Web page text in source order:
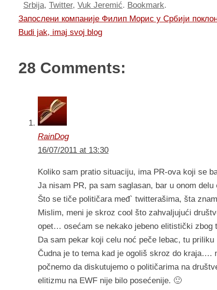
Srbija, Twitter, Vuk Jeremić. Bookmark.
Запослени компаније Филип Морис у Србији
Budi jak, imaj svoj blog
28 Comments:
RainDog
16/07/2011 at 13:30
Koliko sam pratio situaciju, ima PR-ova koji se
Ja nisam PR, pa sam saglasan, bar u onom delu
Što se tiče političara međ` twitterašima, šta
Mislim, meni je skroz cool što zahvaljujući
opet… osećam se nekako jebeno elitistički zbog
Da sam pekar koji celu noć peče lebac, tu priliku
Čudna je to tema kad je ogoliš skroz do kraja….
počnemo da diskutujemo o političarima na
elitizmu na EWF nije bilo posećenije. 🙂